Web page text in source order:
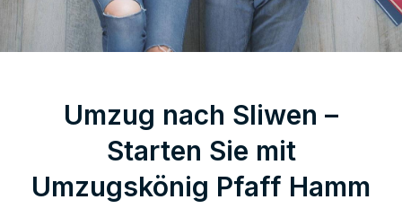
Umzug nach Sliwen –
Starten Sie mit
Umzugskönig Pfaff Hamm